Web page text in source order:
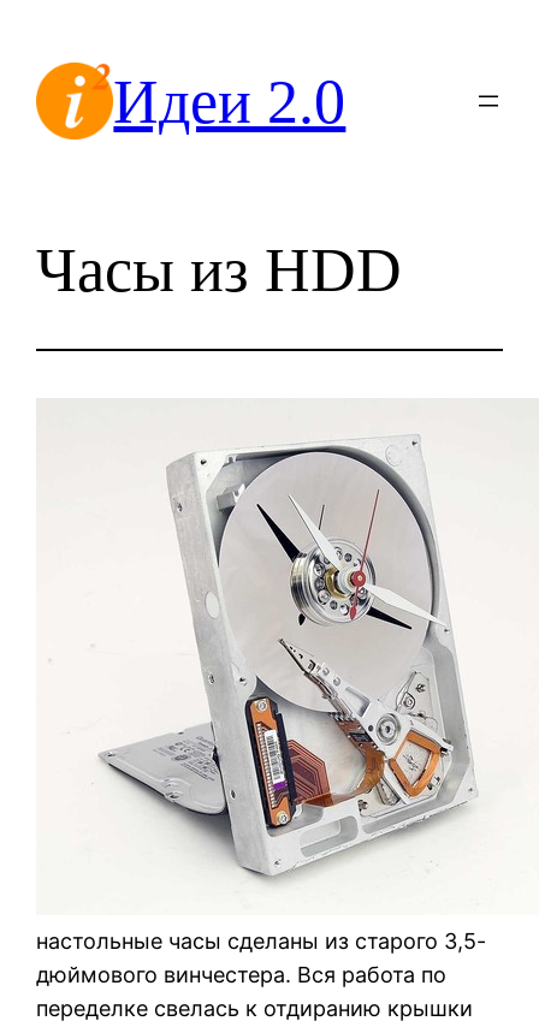
содержимомуИдеи 2.0
Часы из HDD
настольные часы сделаны из старого 3,5-
дюймового винчестера. Вся работа по
переделке свелась к отдиранию крышки